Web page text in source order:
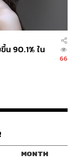
น 90.1% ใน
66
MONTH